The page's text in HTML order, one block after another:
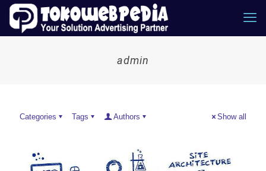
admin
Categories Tags Authors Show all